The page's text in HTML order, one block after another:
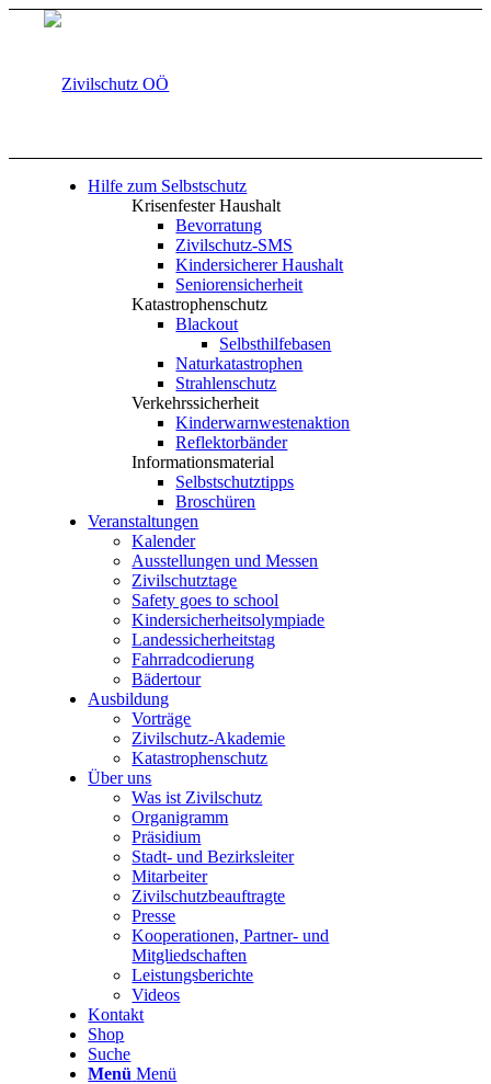
Hilfe zum Selbstschutz
Krisenfester Haushalt
Bevorratung
Zivilschutz-SMS
Kindersicherer Haushalt
Seniorensicherheit
Katastrophenschutz
Blackout
Selbsthilfebasen
Naturkatastrophen
Strahlenschutz
Verkehrssicherheit
Kinderwarnwestenaktion
Reflektorbänder
Informationsmaterial
Selbstschutztipps
Broschüren
Veranstaltungen
Kalender
Ausstellungen und Messen
Zivilschutztage
Safety goes to school
Kindersicherheitsolympiade
Landessicherheitstag
Fahrradcodierung
Bädertour
Ausbildung
Vorträge
Zivilschutz-Akademie
Katastrophenschutz
Über uns
Was ist Zivilschutz
Organigramm
Präsidium
Stadt- und Bezirksleiter
Mitarbeiter
Zivilschutzbeauftragte
Presse
Kooperationen, Partner- und
Mitgliedschaften
Leistungsberichte
Videos
Kontakt
Shop
Suche
Menü Menü